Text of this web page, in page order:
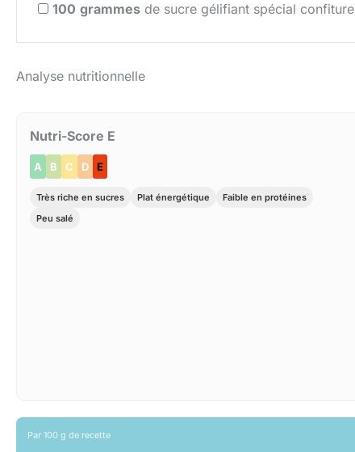
100 grammes de sucre gélifiant spécial confiture
Analyse nutritionnelle
Nutri-Score E
A B C D E
Très riche en sucres Plat énergétique
Faible en protéines
Peu salé
Par 100 g de recette